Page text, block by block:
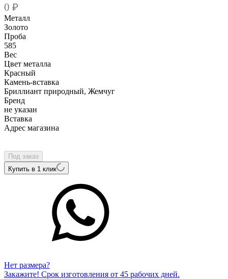
0 ₽
Металл
Золото
Проба
585
Вес
Цвет металла
Красный
Камень-вставка
Бриллиант природный, Жемчуг
Бренд
не указан
Вcтавка
Адрес магазина
Под заказ
Купить в 1 клик
Нет размера?
Закажите! Срок изготовления от 45 рабочих дней.